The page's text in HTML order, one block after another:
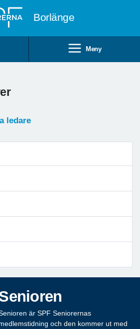
Borlänge
Meny
ledare
är SPF Seniorernas
och den kommer ut med